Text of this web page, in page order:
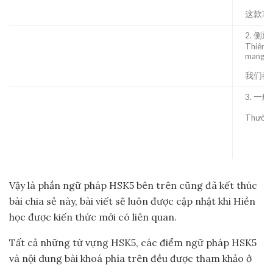
这款车
2. 侧
Thiên
mang
我们都
3. 一
Vậy là phần ngữ pháp HSK5 bên trên cũng đã kết thúc
bài chia sẻ này, bài viết sẽ luôn được cập nhật khi Hiền
học được kiến thức mới có liên quan.
Tất cả những từ vựng HSK5, các điểm ngữ pháp HSK5
và nội dung bài khoá phía trên đều được tham khảo ở